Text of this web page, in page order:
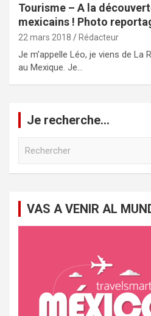
Tourisme – A la
mexicains ! Photo
22 mars 2018 Rédacteur
Je m’appelle Léo, je viens de La
au Mexique. Je…
Je recherche…
c
VAS A VENIR AL